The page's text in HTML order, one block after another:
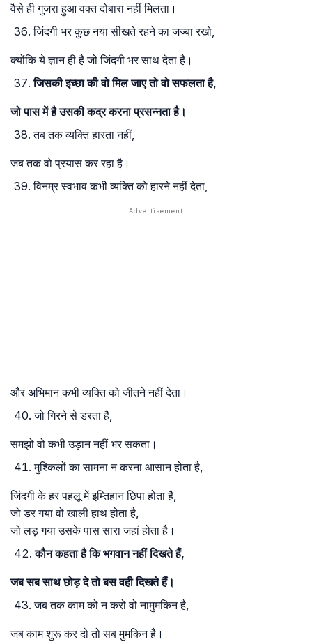
वैसे ही गुजरा हुआ वक्त दोबारा नहीं मिलता।
जिंदगी भर कुछ नया सीखते रहने का जज्बा रखो,
क्योंकि ये ज्ञान ही है जो जिंदगी भर साथ देता है।
जिसकी इच्छा की वो मिल जाए तो वो सफलता है,
जो पास में है उसकी कद्र करना प्रसन्नता है।
तब तक व्यक्ति हारता नहीं,
जब तक वो प्रयास कर रहा है।
विनम्र स्वभाव कभी व्यक्ति को हारने नहीं देता,
और अभिमान कभी व्यक्ति को जीतने नहीं देता।
जो गिरने से डरता है,
समझो वो कभी उड़ान नहीं भर सकता।
मुश्किलों का सामना न करना आसान होता है,
जिंदगी के हर पहलू में इम्तिहान छिपा होता है,
जो डर गया वो खाली हाथ होता है,
जो लड़ गया उसके पास सारा जहां होता है।
कौन कहता है कि भगवान नहीं दिखते हैं,
जब सब साथ छोड़ दे तो बस वही दिखते हैं।
जब तक काम को न करो वो नामुमकिन है,
जब काम शुरू कर दो तो सब मुमकिन है।